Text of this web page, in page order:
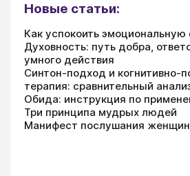
Новые статьи:
Как успокоить эмоциональную
Духовность: путь добра,
умного действия
Синтон-подход и когнитивно-
терапия: сравнительный
Обида: инструкция по
Три принципа мудрых людей
Манифест послушания